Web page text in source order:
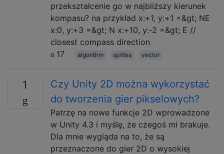
przekształcenie go w najbliższy kierunek
kompasu? na przykład x:+1, y:+1 =&gt; NE
x:0, y:+3 =&gt; N x:+10, y:-2 =&gt; E //
closest compass direction
17
algorithm sprites vector
1
Czy Unity 2D można wykorzystać
do tworzenia gier pikselowych?
Patrzę na nowe funkcje 2D wprowadzone
w Unity 4.3 i myślę, że czegoś mi brakuje.
Dla mnie wygląda na to, że są
przeznaczone do gier 2D o wysokiej